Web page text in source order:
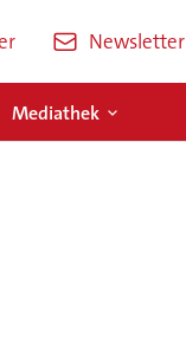
Newsletter
Mediathek